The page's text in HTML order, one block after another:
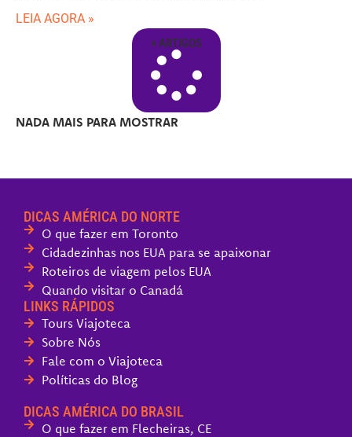
LEIA AGORA »
+ ARTIGOS
NADA MAIS PARA MOSTRAR
DICAS AMÉRICA DO NORTE
O que fazer em Toronto
Cidadezinhas nos EUA para se apaixonar
Roteiros de viagem pelos EUA
Quando visitar o Canadá
LINKS RÁPIDOS
Tours Viajoteca
Sobre Nós
Fale com o Viajoteca
Políticas do Blog
DICAS AMÉRICA DO BRASIL
O que fazer em Flecheiras, CE